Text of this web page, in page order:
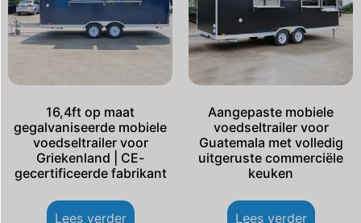
16,4ft op maat
gegalvaniseerde mobiele
voedseltrailer voor
Griekenland | CE-
gecertificeerde fabrikant
Lees verder
Aangepaste mobiele
voedseltrailer voor
Guatemala met volledig
uitgeruste commerciële
keuken
Lees verder